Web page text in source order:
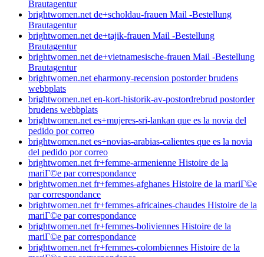
Brautagentur
brightwomen.net de+scholdau-frauen Mail -Bestellung
Brautagentur
brightwomen.net de+tajik-frauen Mail -Bestellung
Brautagentur
brightwomen.net de+vietnamesische-frauen Mail -Bestellung
Brautagentur
brightwomen.net eharmony-recension postorder brudens
webbplats
brightwomen.net en-kort-historik-av-postordrebrud postorder
brudens webbplats
brightwomen.net es+mujeres-sri-lankan que es la novia del
pedido por correo
brightwomen.net es+novias-arabias-calientes que es la novia
del pedido por correo
brightwomen.net fr+femme-armenienne Histoire de la
mariГ©e par correspondance
brightwomen.net fr+femmes-afghanes Histoire de la mariГ©e
par correspondance
brightwomen.net fr+femmes-africaines-chaudes Histoire de la
mariГ©e par correspondance
brightwomen.net fr+femmes-boliviennes Histoire de la
mariГ©e par correspondance
brightwomen.net fr+femmes-colombiennes Histoire de la